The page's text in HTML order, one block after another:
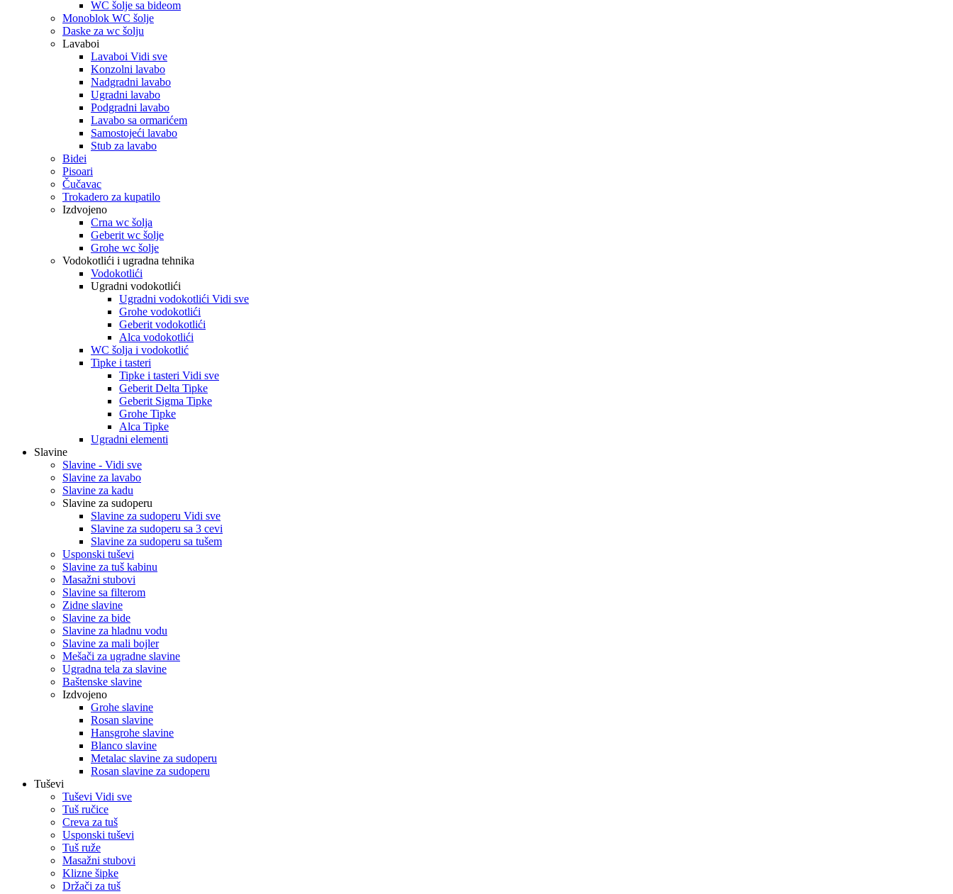
WC šolje sa bideom
Monoblok WC šolje
Daske za wc šolju
Lavaboi
Lavaboi Vidi sve
Konzolni lavabo
Nadgradni lavabo
Ugradni lavabo
Podgradni lavabo
Lavabo sa ormarićem
Samostojeći lavabo
Stub za lavabo
Bidei
Pisoari
Čučavac
Trokadero za kupatilo
Izdvojeno
Crna wc šolja
Geberit wc šolje
Grohe wc šolje
Vodokotlići i ugradna tehnika
Vodokotlići
Ugradni vodokotlići
Ugradni vodokotlići Vidi sve
Grohe vodokotlići
Geberit vodokotlići
Alca vodokotlići
WC šolja i vodokotlić
Tipke i tasteri
Tipke i tasteri Vidi sve
Geberit Delta Tipke
Geberit Sigma Tipke
Grohe Tipke
Alca Tipke
Ugradni elementi
Slavine
Slavine - Vidi sve
Slavine za lavabo
Slavine za kadu
Slavine za sudoperu
Slavine za sudoperu Vidi sve
Slavine za sudoperu sa 3 cevi
Slavine za sudoperu sa tušem
Usponski tuševi
Slavine za tuš kabinu
Masažni stubovi
Slavine sa filterom
Zidne slavine
Slavine za bide
Slavine za hladnu vodu
Slavine za mali bojler
Mešači za ugradne slavine
Ugradna tela za slavine
Baštenske slavine
Izdvojeno
Grohe slavine
Rosan slavine
Hansgrohe slavine
Blanco slavine
Metalac slavine za sudoperu
Rosan slavine za sudoperu
Tuševi
Tuševi Vidi sve
Tuš ručice
Creva za tuš
Usponski tuševi
Tuš ruže
Masažni stubovi
Klizne šipke
Držači za tuš